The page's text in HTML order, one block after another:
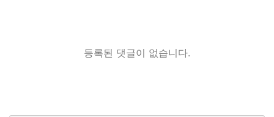
등록된 댓글이 없습니다.